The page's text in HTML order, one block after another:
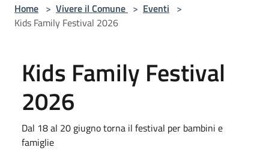
Home > Vivere il Comune > Eventi >
Kids Family Festival 2026
Kids Family Festival
2026
Dal 18 al 20 giugno torna il festival per bambini e
famiglie